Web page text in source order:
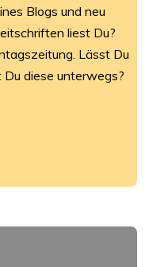
Blogs und neu
liest Du?
Lässt Du
Du diese unterwegs?